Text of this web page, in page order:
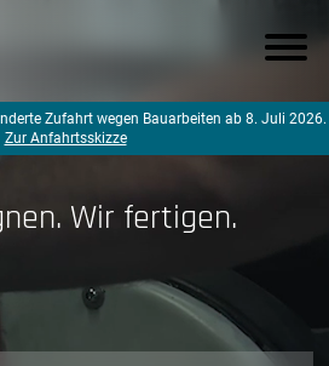
DE
Zufahrt wegen Bauarbeiten ab 8. Juli 2026.
Zur Anfahrtsskizze
Wir fertigen.